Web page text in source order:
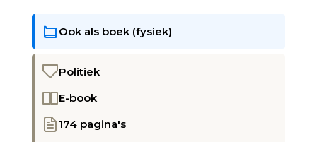
Ook als boek (fysiek)
Politiek
E-book
174 pagina's